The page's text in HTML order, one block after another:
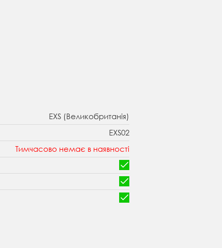
EXS (Великобританія)
EXS02
Тимчасово немає в наявності